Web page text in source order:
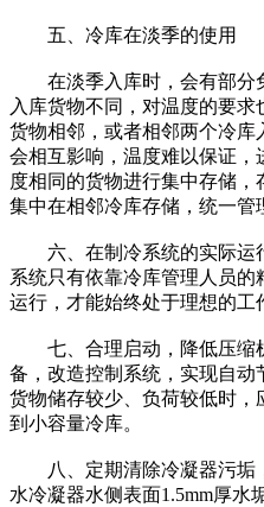
五、冷库在淡季的使用
在淡季入库时，会有部分
入库货物不同，对温度的要
货物相邻，或者相邻两个冷库
会相互影响，温度难以保证
度相同的货物进行集中存储，
集中在相邻冷库存储，统一管
六、在制冷系统的实际运
系统只有依靠冷库管理人员
运行，才能始终处于理想的工
七、合理启动，降低压缩
备，改造控制系统，实现自动
货物储存较少、负荷较低时，
到小容量冷库。
八、定期清除冷凝器污垢
水冷凝器水侧表面1.5mm厚水